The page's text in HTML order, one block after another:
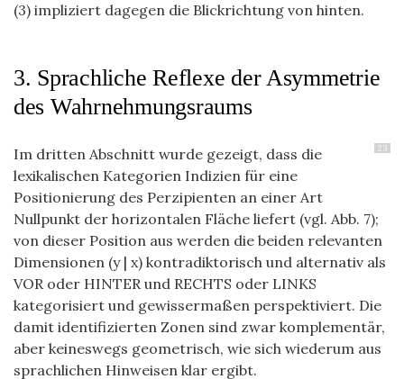
(3) impliziert dagegen die Blickrichtung von hinten.
3. Sprachliche Reflexe der Asymmetrie
des Wahrnehmungsraums
23
Im dritten Abschnitt wurde gezeigt, dass die
lexikalischen Kategorien Indizien für eine
Positionierung des Perzipienten an einer Art
Nullpunkt der horizontalen Fläche liefert (vgl. Abb. 7);
von dieser Position aus werden die beiden relevanten
Dimensionen (y | x) kontradiktorisch und alternativ als
VOR oder HINTER und RECHTS oder LINKS
kategorisiert und gewissermaßen perspektiviert. Die
damit identifizierten Zonen sind zwar komplementär,
aber keineswegs geometrisch, wie sich wiederum aus
sprachlichen Hinweisen klar ergibt.